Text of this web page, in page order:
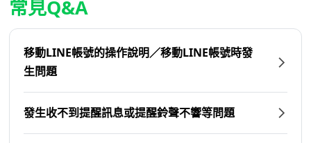
常見Q&A
移動LINE帳號的操作說明／移動LINE帳號時發
生問題
發生收不到提醒訊息或提醒鈴聲不響等問題